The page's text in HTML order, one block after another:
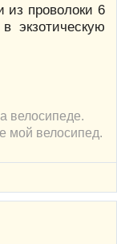
из проволоки 6
велосипеде.
мой велосипед.